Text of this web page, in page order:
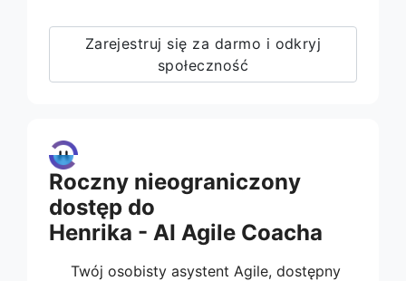
Zarejestruj się za darmo i odkryj
społeczność
Roczny nieograniczony
dostęp do
Henrika - AI Agile Coacha
Twój osobisty asystent Agile, dostępny